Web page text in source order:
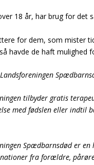
18 år, har brug for det
for dem, som mister
havde de haft mulighed
tilbyder gratis
med fødslen eller indtil
Spædbarnsdød er
fra forældre,